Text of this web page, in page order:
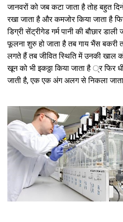
जानवरों को जब कटा जाता है तोह बहुत
रखा जाता है और कमजोर किया जाता है
डिग्री सेंट्रीगेड गर्म पानी की बौछार
फूलना शुरु हो जाता है तब गाय भैंस बकरी
लगते हैं तब जीवित स्थिति में उनकी खाल
खून को भी इकठ्ठा किया जाता है ्र फिर
जाती है, एक एक अंग अलग से निकला